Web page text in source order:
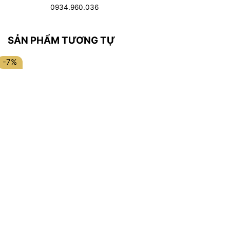
0934.960.036
SẢN PHẨM TƯƠNG TỰ
-7%